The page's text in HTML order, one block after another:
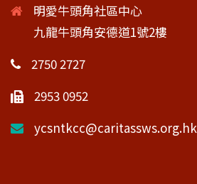
明愛牛頭角社區中心
九龍牛頭角安德道1號2樓
2750 2727
2953 0952
ycsntkcc@caritassws.org.hk